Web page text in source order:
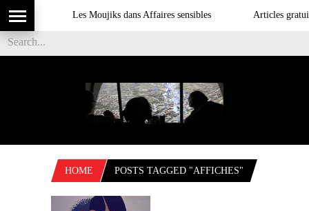
Les Moujiks dans Affaires sensibles Articles
HOME POSTS TAGGED "AFFICHES"